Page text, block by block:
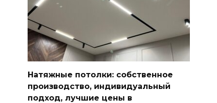
Натяжные потолки: собственное
производство, индивидуальный
подход, лучшие цены в